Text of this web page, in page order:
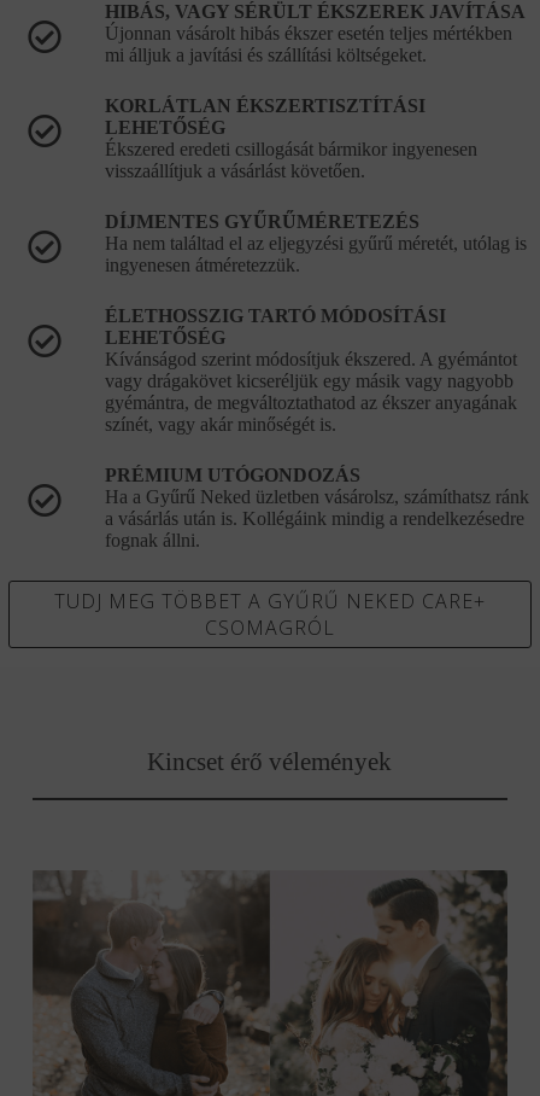
HIBÁS, VAGY SÉRÜLT ÉKSZEREK JAVÍTÁSA
Újonnan vásárolt hibás ékszer esetén teljes mértékben
mi álljuk a javítási és szállítási költségeket.
KORLÁTLAN ÉKSZERTISZTÍTÁSI
LEHETŐSÉG
Ékszered eredeti csillogását bármikor ingyenesen
visszaállítjuk a vásárlást követően.
DÍJMENTES GYŰRŰMÉRETEZÉS
Ha nem találtad el az eljegyzési gyűrű méretét, utólag is
ingyenesen átméretezzük.
ÉLETHOSSZIG TARTÓ MÓDOSÍTÁSI
LEHETŐSÉG
Kívánságod szerint módosítjuk ékszered. A gyémántot
vagy drágakövet kicseréljük egy másik vagy nagyobb
gyémántra, de megváltoztathatod az ékszer anyagának
színét, vagy akár minőségét is.
PRÉMIUM UTÓGONDOZÁS
Ha a Gyűrű Neked üzletben vásárolsz, számíthatsz ránk
a vásárlás után is. Kollégáink mindig a rendelkezésedre
fognak állni.
TUDJ MEG TÖBBET A GYŰRŰ NEKED CARE+
CSOMAGRÓL
Kincset érő vélemények